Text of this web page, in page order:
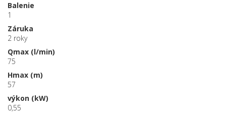
Balenie
1
Záruka
2 roky
Qmax (l/min)
75
Hmax (m)
57
výkon (kW)
0,55